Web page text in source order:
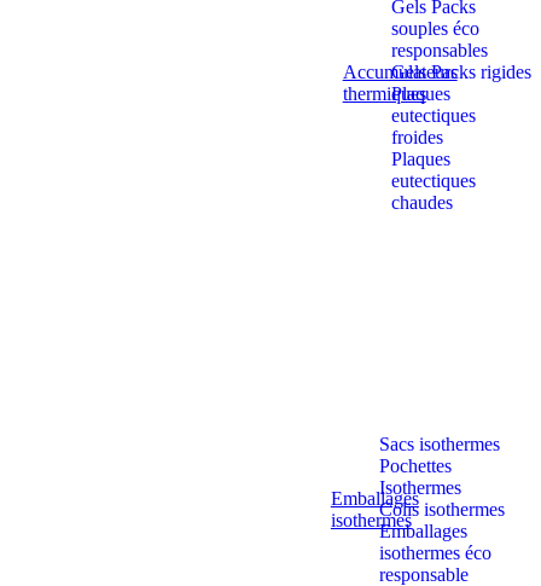
Accumulateurs
thermiques
Gels Packs
souples éco
responsables
Gels Packs rigides
Plaques
eutectiques
froides
Plaques
eutectiques
chaudes
Emballages
isothermes
Sacs isothermes
Pochettes
Isothermes
Colis isothermes
Emballages
isothermes éco
responsable